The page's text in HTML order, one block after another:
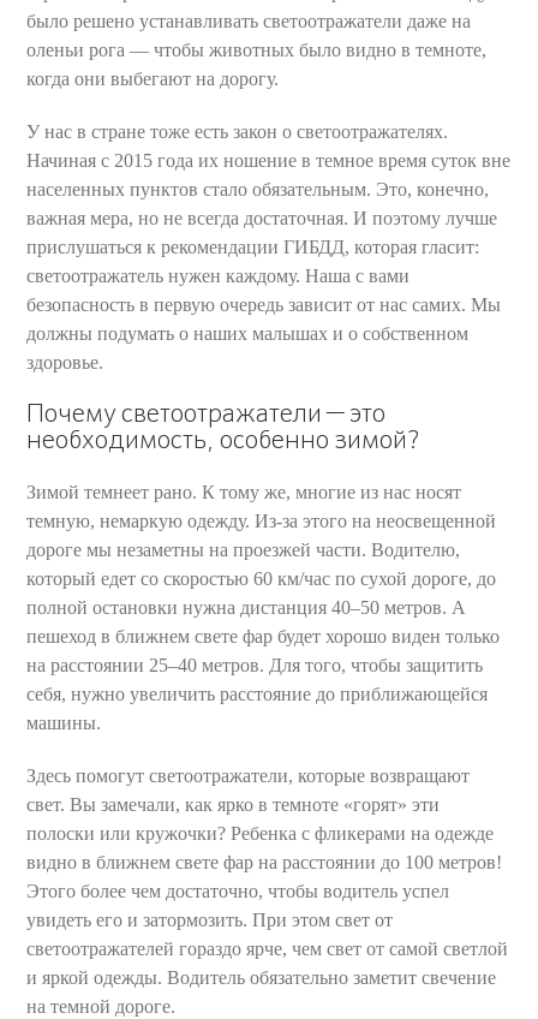
было решено устанавливать светоотражатели даже на
оленьи рога — чтобы животных было видно в темноте,
когда они выбегают на дорогу.
У нас в стране тоже есть закон о светоотражателях.
Начиная с 2015 года их ношение в темное время суток вне
населенных пунктов стало обязательным. Это, конечно,
важная мера, но не всегда достаточная. И поэтому лучше
прислушаться к рекомендации ГИБДД, которая гласит:
светоотражатель нужен каждому. Наша с вами
безопасность в первую очередь зависит от нас самих. Мы
должны подумать о наших малышах и о собственном
здоровье.
Почему светоотражатели — это
необходимость, особенно зимой?
Зимой темнеет рано. К тому же, многие из нас носят
темную, немаркую одежду. Из-за этого на неосвещенной
дороге мы незаметны на проезжей части. Водителю,
который едет со скоростью 60 км/час по сухой дороге, до
полной остановки нужна дистанция 40–50 метров. А
пешеход в ближнем свете фар будет хорошо виден только
на расстоянии 25–40 метров. Для того, чтобы защитить
себя, нужно увеличить расстояние до приближающейся
машины.
Здесь помогут светоотражатели, которые возвращают
свет. Вы замечали, как ярко в темноте «горят» эти
полоски или кружочки? Ребенка с фликерами на одежде
видно в ближнем свете фар на расстоянии до 100 метров!
Этого более чем достаточно, чтобы водитель успел
увидеть его и затормозить. При этом свет от
светоотражателей гораздо ярче, чем свет от самой светлой
и яркой одежды. Водитель обязательно заметит свечение
на темной дороге.